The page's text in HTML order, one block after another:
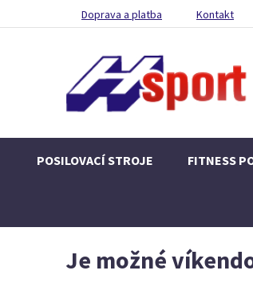
Doprava a platba Kontakt
POSILOVACÍ STROJE FITNESS
Je možné